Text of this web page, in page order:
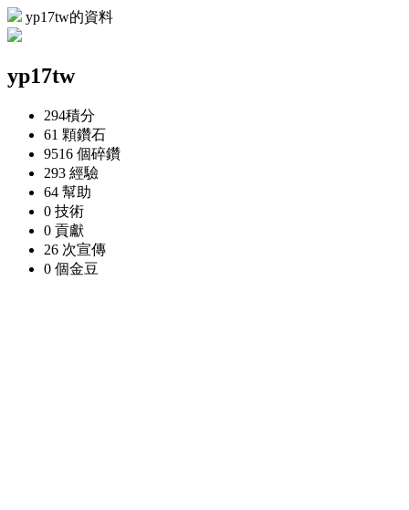
yp17tw的資料
yp17tw
294積分
61 顆鑽石
9516 個碎鑽
293 經驗
64 幫助
0 技術
0 貢獻
26 次宣傳
0 個金豆